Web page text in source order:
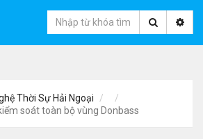
Thời Sự Hải Ngoại
soát toàn bộ vùng Donbass